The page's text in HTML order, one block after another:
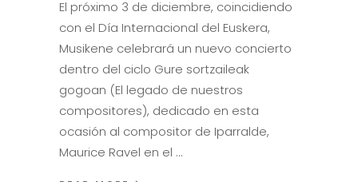
El próximo 3 de diciembre, coincidiendo
con el Día Internacional del Euskera,
Musikene celebrará un nuevo concierto
dentro del ciclo Gure sortzaileak
gogoan (El legado de nuestros
compositores), dedicado en esta
ocasión al compositor de Iparralde,
Maurice Ravel en el